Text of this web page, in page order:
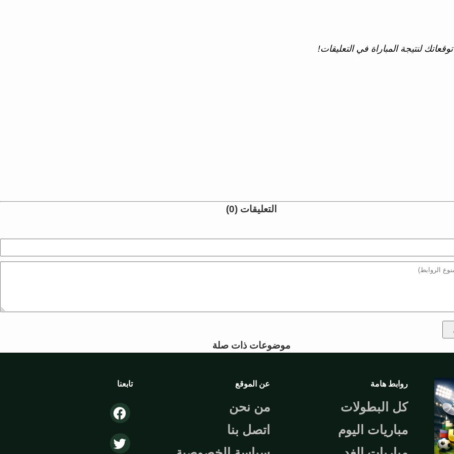
لنتيجة المباراة في التعليقات!
التعليقات (0)
موضوعات ذات صلة
روابط هامة
كل البطولات
مباريات اليوم
عن الموقع
من نحن
اتصل بنا
تابعنا